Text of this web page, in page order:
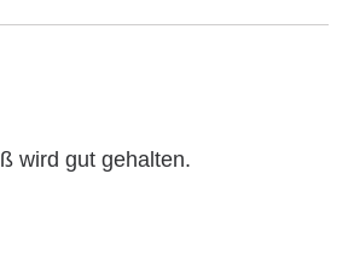
wird gut gehalten.